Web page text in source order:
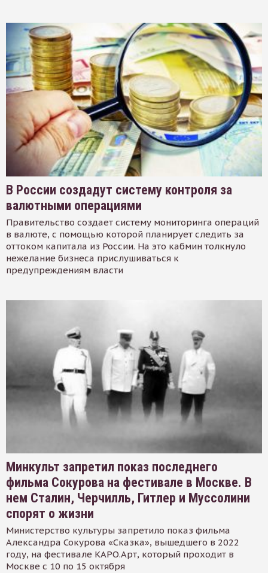
В России создадут систему контроля за
валютными операциями
Правительство создает систему мониторинга операций
в валюте, с помощью которой планирует следить за
оттоком капитала из России. На это кабмин толкнуло
нежелание бизнеса прислушиваться к
предупреждениям власти
Минкульт запретил показ последнего
фильма Сокурова на фестивале в Москве. В
нем Сталин, Черчилль, Гитлер и Муссолини
спорят о жизни
Министерство культуры запретило показ фильма
Александра Сокурова «Сказка», вышедшего в 2022
году, на фестивале КАРО.Арт, который проходит в
Москве с 10 по 15 октября